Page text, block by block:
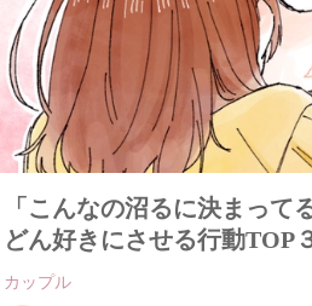
「こんなの沼るに決まっ
どん好きにさせる行動TOP
カップル